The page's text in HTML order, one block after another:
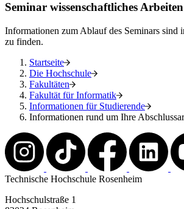
Seminar wissenschaftliches Arbeiten
Informationen zum Ablauf des Seminars sind
zu finden.
Startseite
Die Hochschule
Fakultäten
Fakultät für Informatik
Informationen für Studierende
Informationen rund um Ihre
Technische Hochschule Rosenheim
Hochschulstraße 1